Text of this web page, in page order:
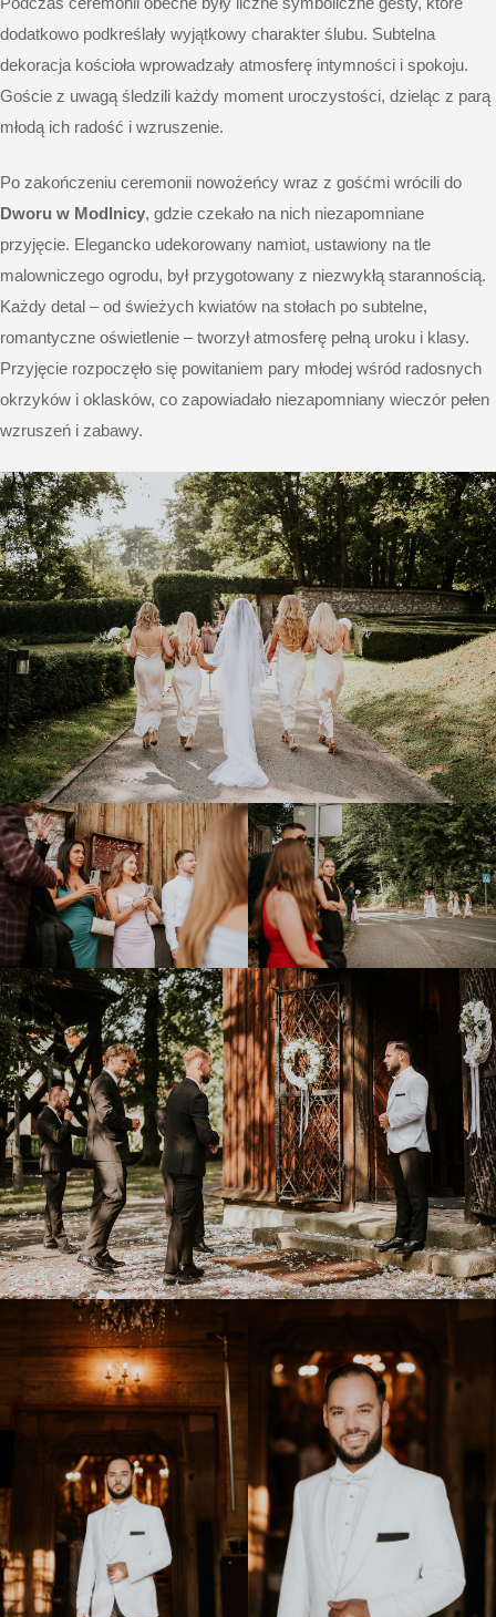
dodatkowo podkreślały wyjątkowy charakter ślubu. Subtelna
dekoracja kościoła wprowadzały atmosferę intymności i spokoju.
Goście z uwagą śledzili każdy moment uroczystości, dzieląc z parą
młodą ich radość i wzruszenie.
Po zakończeniu ceremonii nowożeńcy wraz z gośćmi wrócili do
Dworu w Modlnicy, gdzie czekało na nich niezapomniane
przyjęcie. Elegancko udekorowany namiot, ustawiony na tle
malowniczego ogrodu, był przygotowany z niezwykłą starannością.
Każdy detal – od świeżych kwiatów na stołach po subtelne,
romantyczne oświetlenie – tworzył atmosferę pełną uroku i klasy.
Przyjęcie rozpoczęło się powitaniem pary młodej wśród radosnych
okrzyków i oklasków, co zapowiadało niezapomniany wieczór pełen
wzruszeń i zabawy.